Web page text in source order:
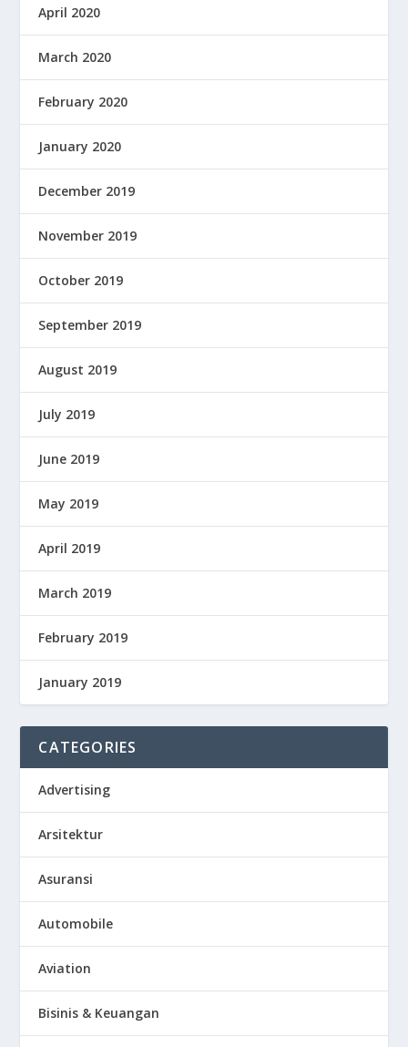
April 2020
March 2020
February 2020
January 2020
December 2019
November 2019
October 2019
September 2019
August 2019
July 2019
June 2019
May 2019
April 2019
March 2019
February 2019
January 2019
CATEGORIES
Advertising
Arsitektur
Asuransi
Automobile
Aviation
Bisinis & Keuangan